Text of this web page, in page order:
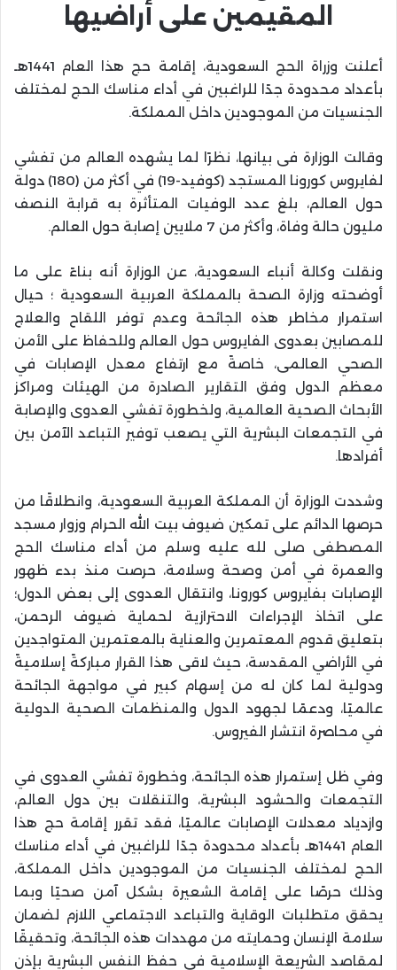
المقيمين على أراضيها
أعلنت وزراة الحج السعودية، إقامة حج هذا العام 1441هـ
بأعداد محدودة جدًا للراغبين في أداء مناسك الحج لمختلف
الجنسيات من الموجودين داخل المملكة.
وقالت الوزارة فى بيانها، نظرًا لما يشهده العالم من تفشي
لفايروس كورونا المستجد (كوفيد-19) في أكثر من (180) دولة
حول العالم، بلغ عدد الوفيات المتأثرة به قرابة النصف
مليون حالة وفاة، وأكثر من 7 ملايين إصابة حول العالم.
ونقلت وكالة أنباء السعودية، عن الوزارة أنه بناءً على ما
أوضحته وزارة الصحة بالمملكة العربية السعودية ؛ حيال
استمرار مخاطر هذه الجائحة وعدم توفر اللقاح والعلاج
للمصابين بعدوى الفايروس حول العالم وللحفاظ على الأمن
الصحي العالمى، خاصةً مع ارتفاع معدل الإصابات في
معظم الدول وفق التقارير الصادرة من الهيئات ومراكز
الأبحاث الصحية العالمية، ولخطورة تفشي العدوى والإصابة
في التجمعات البشرية التي يصعب توفير التباعد الآمن بين
أفرادها.
وشددت الوزارة أن المملكة العربية السعودية، وانطلاقًا من
حرصها الدائم على تمكين ضيوف بيت الله الحرام وزوار مسجد
المصطفى صلى لله عليه وسلم من أداء مناسك الحج
والعمرة في أمن وصحة وسلامة، حرصت منذ بدء ظهور
الإصابات بفايروس كورونا، وانتقال العدوى إلى بعض الدول؛
على اتخاذ الإجراءات الاحترازية لحماية ضيوف الرحمن،
بتعليق قدوم المعتمرين والعناية بالمعتمرين المتواجدين
في الأراضي المقدسة، حيث لاقى هذا القرار مباركةً إسلاميةً
ودولية لما كان له من إسهام كبير في مواجهة الجائحة
عالميًا، ودعمًا لجهود الدول والمنظمات الصحية الدولية
في محاصرة انتشار الفيروس.
‏‎وفي ظل إستمرار هذه الجائحة، وخطورة تفشي العدوى في
التجمعات والحشود البشرية، والتنقلات بين دول العالم،
وازدياد معدلات الإصابات عالميًا، فقد تقرر إقامة حج هذا
العام 1441هـ بأعداد محدودة جدًا للراغبين في أداء مناسك
الحج لمختلف الجنسيات من الموجودين داخل المملكة،
وذلك حرصًا على إقامة الشعيرة بشكل آمن صحيًا وبما
يحقق متطلبات الوقاية والتباعد الاجتماعي اللازم لضمان
سلامة الإنسان وحمايته من مهددات هذه الجائحة، وتحقيقًا
لمقاصد الشريعة الإسلامية في حفظ النفس البشرية بإذن